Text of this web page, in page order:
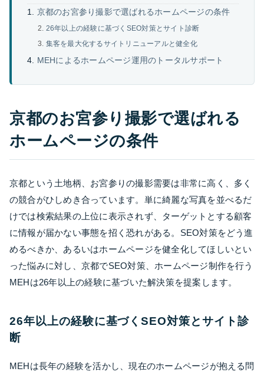
京都のお宮参り撮影で選ばれるホームページの条件
26年以上の経験に基づくSEO対策とサイト診断
集客を最大化するサイトリニューアルと健全化
MEHによるホームページ運用のトータルサポート
京都のお宮参り撮影で選ばれる
ホームページの条件
京都という土地柄、お宮参りの撮影需要は非常に高く、多く
の競合がひしめき合っています。単に綺麗な写真を並べるだ
けでは検索結果の上位に表示されず、ターゲットとする顧客
に情報が届かない事態を招く恐れがある。SEO対策をどう進
めるべきか、あるいはホームページを健全化してほしいとい
った悩みに対し、京都でSEO対策、ホームページ制作を行う
MEHは26年以上の経験に基づいた解決策を提案します。
26年以上の経験に基づくSEO対策とサイト診
断
MEHは長年の経験を活かし、現在のホームページが抱える問